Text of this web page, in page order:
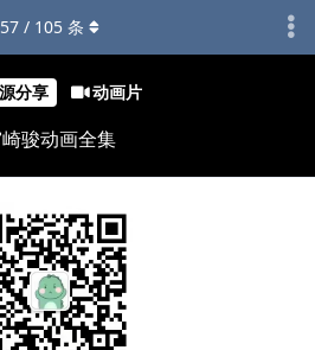
分享 动画片
骏动画全集
57 / 105 条